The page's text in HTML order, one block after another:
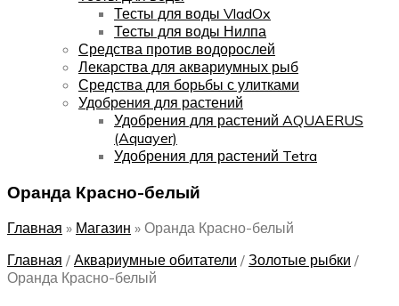
Тесты для воды VladOx
Тесты для воды Нилпа
Средства против водорослей
Лекарства для аквариумных рыб
Средства для борьбы с улитками
Удобрения для растений
Удобрения для растений AQUAERUS
(Aquayer)
Удобрения для растений Tetra
Оранда Красно-белый
Главная » Магазин » Оранда Красно-белый
Главная / Аквариумные обитатели / Золотые рыбки /
Оранда Красно-белый